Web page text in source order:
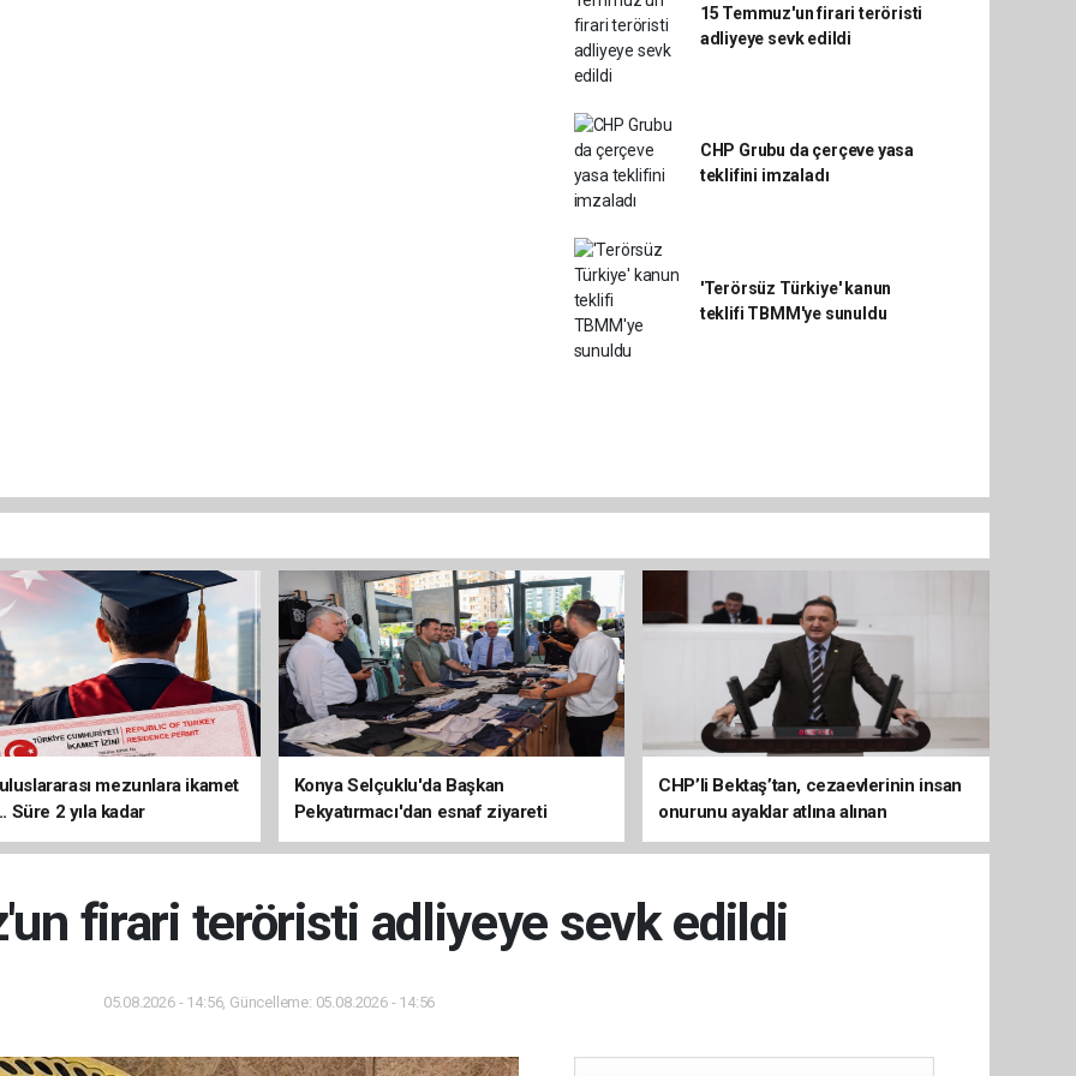
15 Temmuz'un firari teröristi
adliyeye sevk edildi
CHP Grubu da çerçeve yasa
teklifini imzaladı
'Terörsüz Türkiye' kanun
teklifi TBMM'ye sunuldu
mezunlara ikamet
Süre 2 yıla kadar
Konya Selçuklu'da Başkan
Pekyatırmacı'dan esnaf ziyareti
CHP’li Bektaş’tan, cezaevlerinin insan
onurunu ayaklar atlına alınan
mekânlara dönüşmesine tepki
firari teröristi adliyeye sevk edildi
05.08.2026 - 14:56, Güncelleme: 05.08.2026 - 14:56